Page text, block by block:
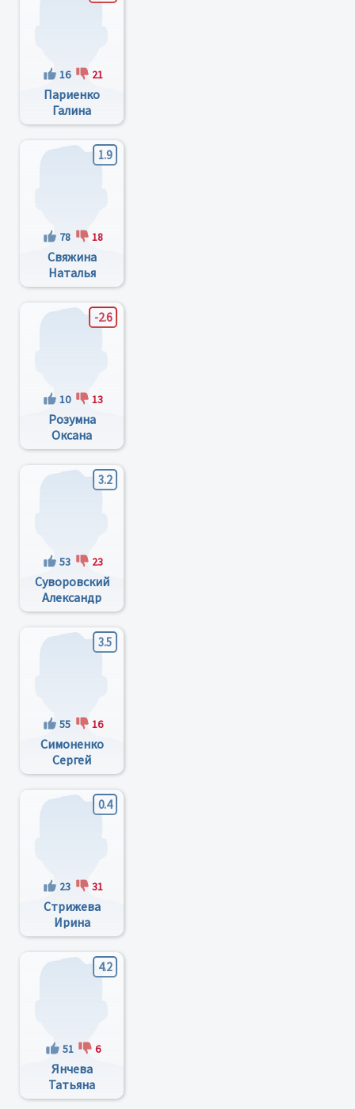
16 21
Париенко
Галина
Корниловна
1.9
78 18
Свяжина
Наталья
Николаевна
-2.6
10 13
Розумна
Оксана
Николаевна
3.2
53 23
Суворовский
Александр
Леонардович
3.5
55 16
Симоненко
Сергей
Петрович
0.4
23 31
Стрижева
Ирина
Андреевна
4.2
51 6
Янчева
Татьяна
Игоревна